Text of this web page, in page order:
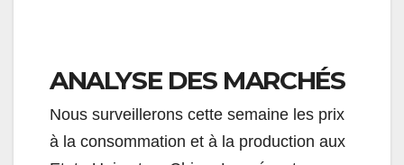
ANALYSE DES MARCHÉS
Nous surveillerons cette semaine les prix
à la consommation et à la production aux